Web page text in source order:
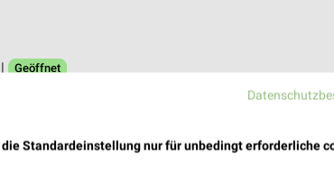
Geöffnet
Standardeinstellung nur für unbedingt erforderliche